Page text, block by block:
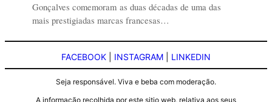
Gonçalves comemoram as duas décadas de uma das
mais prestigiadas marcas francesas…
FACEBOOK INSTAGRAM LINKEDIN
Seja responsável. Viva e beba com moderação.
A informação recolhida por este sitio web, relativa aos seus